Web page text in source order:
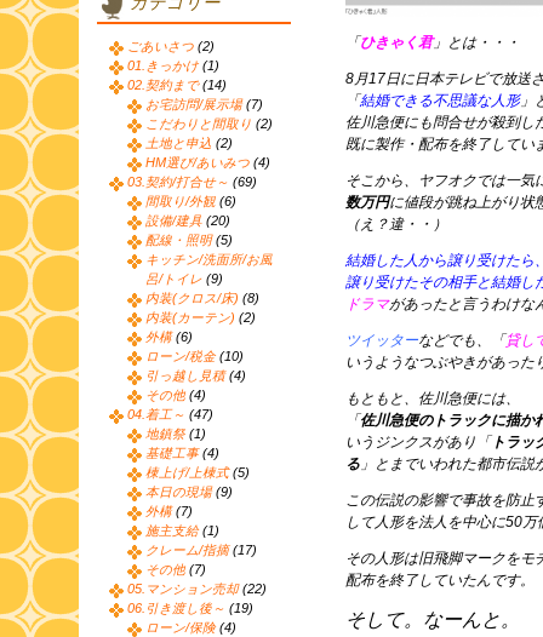
「 ひきゃく君」とは・・・
8月17日に日本テレビで放送
「結婚できる不思議な人形」
佐川急便にも問合せが殺到し
既に製作・配布を終了してい
そこから、ヤフオクでは一気
数万円に値段が跳ね上がり
（え？違・・）
結婚した人から譲り受けたら
譲り受けたその相手と結婚し
ドラマがあったと言うわけな
ツイッターなどでも、「 貸し
いうようなつぶやきがあった
もともと、佐川急便には、
「 佐川急便のトラックに描か
いうジンクスがあり「 トラッ
る 」とまでいわれた都市伝説
この伝説の影響で事故を防止
して人形を法人を中心に50
その人形は旧飛脚マークをモ
配布を終了していたんです。
そして。なーんと。
ごあいさつ (2)
01.きっかけ (1)
02.契約まで(14)
お宅訪問/展示場(7)
こだわりと間取り (2)
土地と申込 (2)
HM選び/あいみつ (4)
03.契約/打合せ～ (69)
間取り/外観 (6)
設備/建具 (20)
配線・照明(5)
キッチン/洗面所/お風
呂/トイレ (9)
内装(クロス/床) (8)
内装(カーテン) (2)
外構(6)
ローン/税金(10)
引っ越し見積(4)
その他 (4)
04.着工～ (47)
地鎮祭 (1)
基礎工事(4)
棟上げ/上棟式(5)
本日の現場(9)
外構(7)
施主支給(1)
クレーム/指摘(17)
その他 (7)
05.マンション売却(22)
06.引き渡し後～ (19)
ローン/保険(4)